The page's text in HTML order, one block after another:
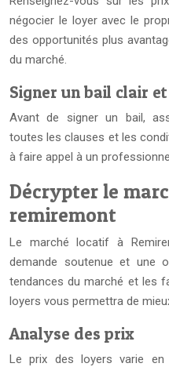
négocier le loyer avec le
des opportunités plus
du marché.
Signer un bail clair
Avant de signer un bail,
toutes les clauses et les
à faire appel à un
Décrypter le
remiremont
Le marché locatif à
demande soutenue et une
tendances du marché et les
loyers vous permettra de
Analyse des prix
Le prix des loyers varie